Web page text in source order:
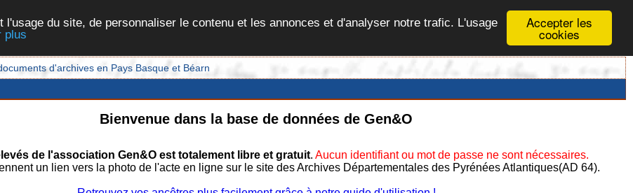
Accepter les
cookies
du site, de personnaliser le contenu et les annonces et d'analyser notre trafic. L'usage
plus
d'archives en Pays Basque et Béarn
Bienvenue dans la base de données de Gen&O
de l'association Gen&O est totalement libre et gratuit. Aucun identifiant ou mot de passe ne sont nécessaires.
un lien vers la photo de l'acte en ligne sur le site des Archives Départementales des Pyrénées Atlantiques(AD 64).